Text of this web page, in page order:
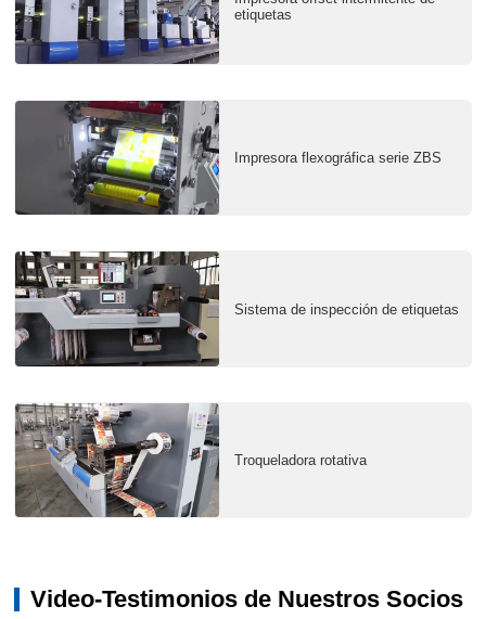
etiquetas
Impresora flexográfica serie ZBS
Sistema de inspección de etiquetas
Troqueladora rotativa
Video-Testimonios de Nuestros Socios